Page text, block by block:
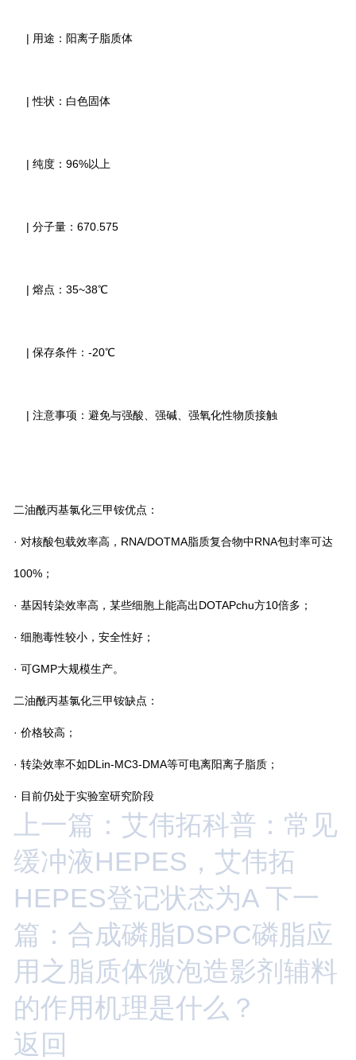
| 用途：阳离子脂质体
| 性状：白色固体
| 纯度：96%以上
| 分子量：670.575
| 熔点：35~38℃
| 保存条件：-20℃
| 注意事项：避免与强酸、强碱、强氧化性物质接触
二油酰丙基氯化三甲铵优点：
· 对核酸包载效率高，RNA/DOTMA脂质复合物中RNA包封率可达
100%；
· 基因转染效率高，某些细胞上能高出DOTAPchu方10倍多；
· 细胞毒性较小，安全性好；
· 可GMP大规模生产。
二油酰丙基氯化三甲铵缺点：
· 价格较高；
· 转染效率不如DLin-MC3-DMA等可电离阳离子脂质；
· 目前仍处于实验室研究阶段
上一篇：艾伟拓科普：常见
缓冲液HEPES，艾伟拓
HEPES登记状态为A 下一
篇：合成磷脂DSPC磷脂应
用之脂质体微泡造影剂辅料
的作用机理是什么？
返回